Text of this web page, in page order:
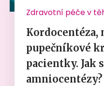
Zdravotní péče v
pupečníkové
pacientky. Jak
amniocentézy?